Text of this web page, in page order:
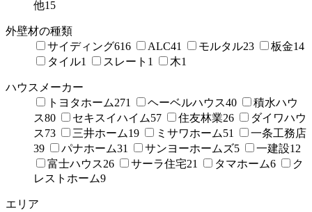
他15
外壁材の種類
サイディング616 ALC41 モルタル23 板金14
タイル1 スレート 1 木1
ハウスメーカー
トヨタホーム271 ヘーベルハウス40
積水ハウ
ス80 セキスイハイム57 住友林業26
ダイワハウ
ス73 三井ホーム19 ミサワホーム51
一条工務店
39
パナホーム31 サンヨーホームズ5 一建設12
富士ハウス26 サーラ住宅21 タマホーム6
ク
レストホーム9
エリア